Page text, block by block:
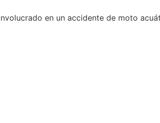
en un accidente de moto